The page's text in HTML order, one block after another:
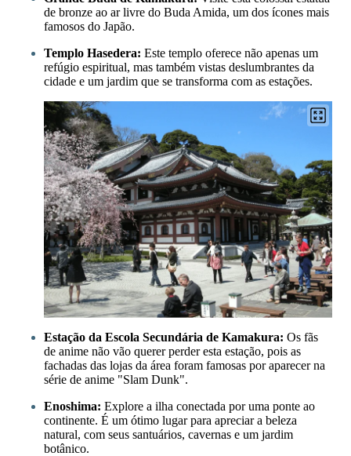
de bronze ao ar livre do Buda Amida, um dos ícones mais
famosos do Japão.
Templo Hasedera: Este templo oferece não apenas um
refúgio espiritual, mas também vistas deslumbrantes da
cidade e um jardim que se transforma com as estações.
Estação da Escola Secundária de Kamakura: Os fãs
de anime não vão querer perder esta estação, pois as
fachadas das lojas da área foram famosas por aparecer na
série de anime "Slam Dunk".
Enoshima: Explore a ilha conectada por uma ponte ao
continente. É um ótimo lugar para apreciar a beleza
natural, com seus santuários, cavernas e um jardim
botânico.